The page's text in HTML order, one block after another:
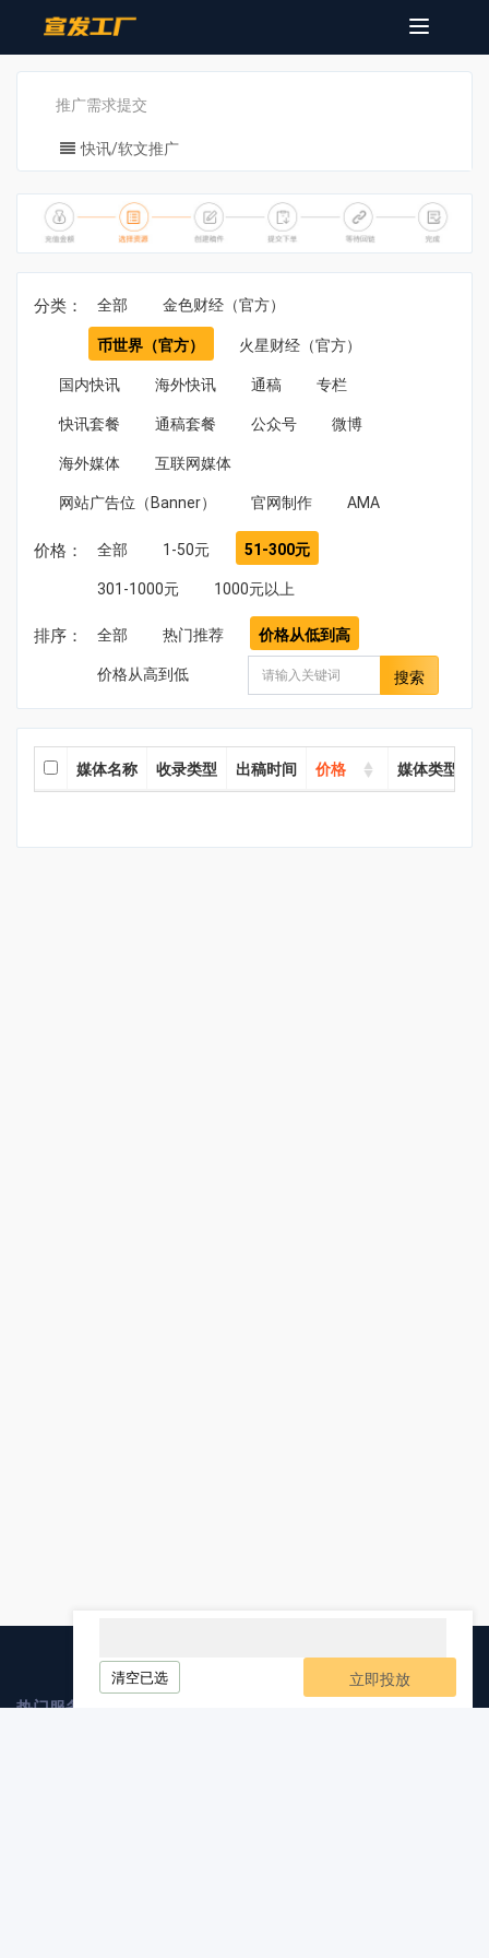
Toggle
推广需求提交
快讯/软文推广
分类： 全部 金色财经（官方）
币世界（官方） 火星财经（官方）
国内快讯 海外快讯 通稿 专栏
快讯套餐 通稿套餐 公众号 微博
海外媒体 互联网媒体
网站广告位（Banner） 官网制作 AMA
价格： 全部 1-50元 51-300元
301-1000元 1000元以上
排序： 全部 热门推荐 价格从低到高
价格从高到低 搜索
媒体名称 收录类型 出稿时间 价格 媒体类型
清空已选 立即投放
热门服务